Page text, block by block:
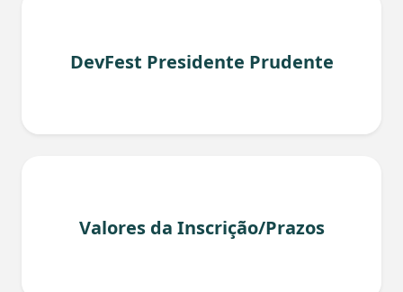
DevFest Presidente Prudente
Valores da Inscrição/Prazos